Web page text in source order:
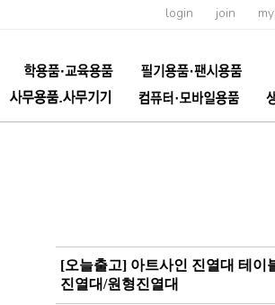
login join
[오늘출고] 아트사인 진열대 테이
진열대/원형진열대